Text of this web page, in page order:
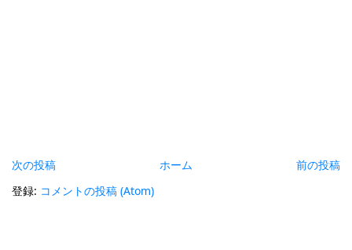
次の投稿 前の投稿
ホーム
登録: コメントの投稿 (Atom)